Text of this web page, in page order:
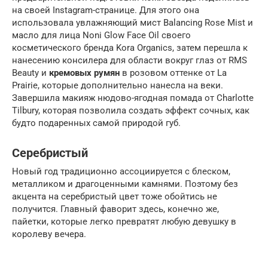
на своей Instagram-странице. Для этого она
использовала увлажняющий мист Balancing Rose Mist и
масло для лица Noni Glow Face Oil своего
косметического бренда Kora Organics, затем перешла к
нанесению консилера для области вокруг глаз от RMS
Beauty и кремовых румян в розовом оттенке от La
Prairie, которые дополнительно нанесла на веки.
Завершила макияж нюдово-ягодная помада от Charlotte
Tilbury, которая позволила создать эффект сочных, как
будто подаренных самой природой губ.
Серебристый
Новый год традиционно ассоциируется с блеском,
металликом и драгоценными камнями. Поэтому без
акцента на серебристый цвет тоже обойтись не
получится. Главный фаворит здесь, конечно же,
пайетки, которые легко превратят любую девушку в
королеву вечера.